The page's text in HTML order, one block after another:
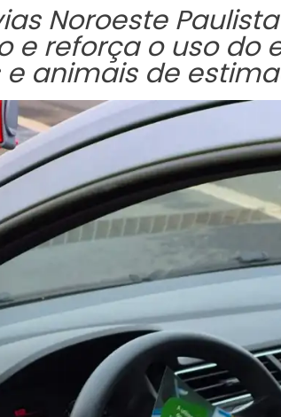
Noroeste
e reforça o uso do
animais de